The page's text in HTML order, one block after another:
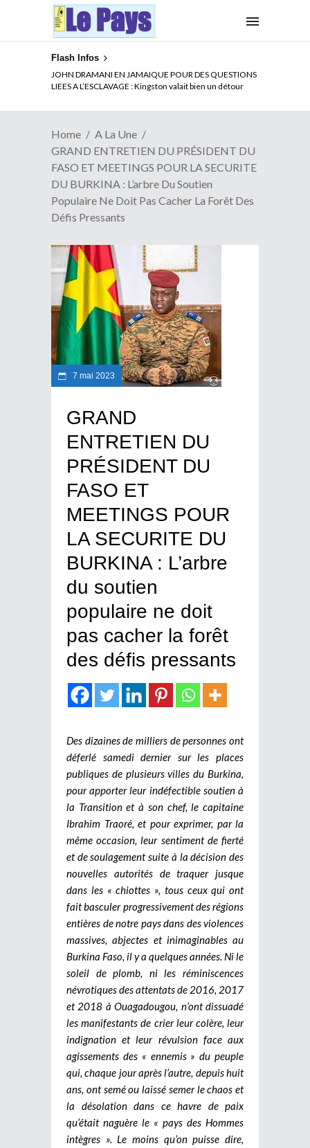
Flash Infos
ELECTION DE TALON A LA TETE DU SENAT BENINOIS :
Quand Patrice quitte le pouvoir sans partir !
Home
A La Une
GRAND ENTRETIEN DU PRÉSIDENT DU
FASO ET MEETINGS POUR LA SECURITE
DU BURKINA : L’arbre Du Soutien
Populaire Ne Doit Pas Cacher La Forêt Des
Défis Pressants
7 mai 2023
GRAND
ENTRETIEN DU
PRÉSIDENT DU
FASO ET
MEETINGS POUR
LA SECURITE DU
BURKINA : L’arbre
du soutien
populaire ne doit
pas cacher la forêt
des défis pressants
Des dizaines de milliers de personnes ont
déferlé samedi dernier sur les places
publiques de plusieurs villes du Burkina,
pour apporter leur indéfectible soutien à
la Transition et à son chef, le capitaine
Ibrahim Traoré, et pour exprimer, par la
même occasion, leur sentiment de fierté
et de soulagement suite à la décision des
nouvelles autorités de traquer jusque
dans les « chiottes », tous ceux qui ont
fait basculer progressivement des régions
entières de notre pays dans des violences
massives, abjectes et inimaginables au
Burkina Faso, il y a quelques années. Ni le
soleil de plomb, ni les réminiscences
névrotiques des attentats de 2016, 2017
et 2018 à Ouagadougou, n’ont dissuadé
les manifestants de crier leur colère, leur
indignation et leur révulsion face aux
agissements des « ennemis » du peuple
qui, chaque jour après l’autre, depuis huit
ans, ont semé ou laissé semer le chaos et
la désolation dans ce havre de paix
qu’était naguère le « pays des Hommes
intègres ». Le moins qu’on puisse dire,